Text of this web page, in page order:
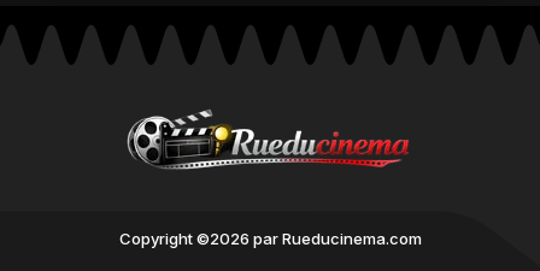
Copyright ©2026 par Rueducinema.com